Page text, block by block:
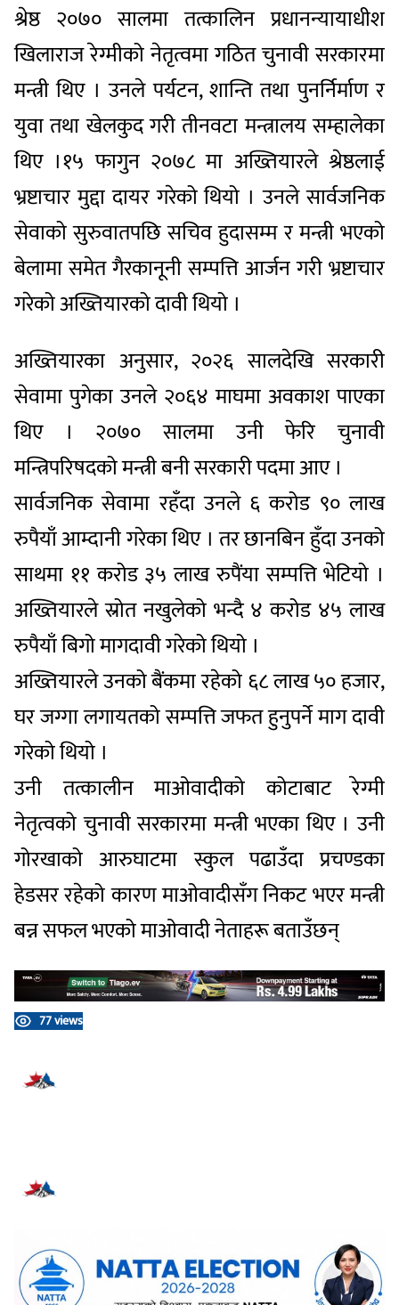
श्रेष्ठ २०७० सालमा तत्कालिन प्रधानन्यायाधीश
खिलाराज रेग्मीको नेतृत्वमा गठित चुनावी सरकारमा
मन्त्री थिए । उनले पर्यटन, शान्ति तथा पुनर्निर्माण र
युवा तथा खेलकुद गरी तीनवटा मन्त्रालय सम्हालेका
थिए ।१५ फागुन २०७८ मा अख्तियारले श्रेष्ठलाई
भ्रष्टाचार मुद्दा दायर गरेको थियो । उनले सार्वजनिक
सेवाको सुरुवातपछि सचिव हुदासम्म र मन्त्री भएको
बेलामा समेत गैरकानूनी सम्पत्ति आर्जन गरी भ्रष्टाचार
गरेको अख्तियारको दावी थियो ।
अख्तियारका अनुसार, २०२६ सालदेखि सरकारी
सेवामा पुगेका उनले २०६४ माघमा अवकाश पाएका
थिए । २०७० सालमा उनी फेरि चुनावी
मन्त्रिपरिषदको मन्त्री बनी सरकारी पदमा आए ।
सार्वजनिक सेवामा रहँदा उनले ६ करोड ९० लाख
रुपैयाँ आम्दानी गरेका थिए । तर छानबिन हुँदा उनको
साथमा ११ करोड ३५ लाख रुपैंया सम्पत्ति भेटियो ।
अख्तियारले स्रोत नखुलेको भन्दै ४ करोड ४५ लाख
रुपैयाँ बिगो मागदावी गरेको थियो ।
अख्तियारले उनको बैंकमा रहेको ६८ लाख ५० हजार,
घर जग्गा लगायतको सम्पत्ति जफत हुनुपर्ने माग दावी
गरेको थियो ।
उनी तत्कालीन माओवादीको कोटाबाट रेग्मी
नेतृत्वको चुनावी सरकारमा मन्त्री भएका थिए । उनी
गोरखाको आरुघाटमा स्कुल पढाउँदा प्रचण्डका
हेडसर रहेको कारण माओवादीसँग निकट भएर मन्त्री
बन्न सफल भएको माओवादी नेताहरू बताउँछन्
77 views